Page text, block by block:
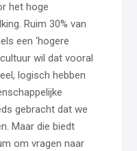
het hoge
Ruim 30% van
een ‘hogere
wil dat vooral
logisch hebben
gebracht dat we
Maar die biedt
om vragen naar